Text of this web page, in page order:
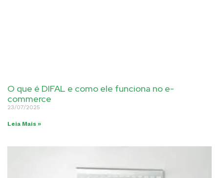
O que é DIFAL e como ele funciona no e-
commerce
23/07/2025
Leia Mais »